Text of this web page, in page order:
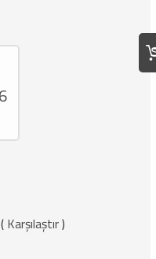
( Karşılaştır)